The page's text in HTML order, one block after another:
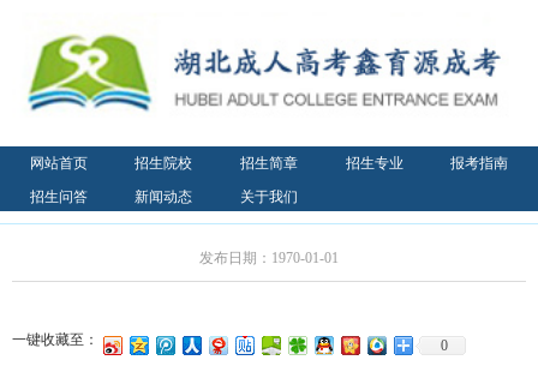
网站首页 招生院校 招生简章 招生专业
报考指南
招生问答
新闻动态 关于我们
发布日期：1970-01-01
一键收藏至： 0